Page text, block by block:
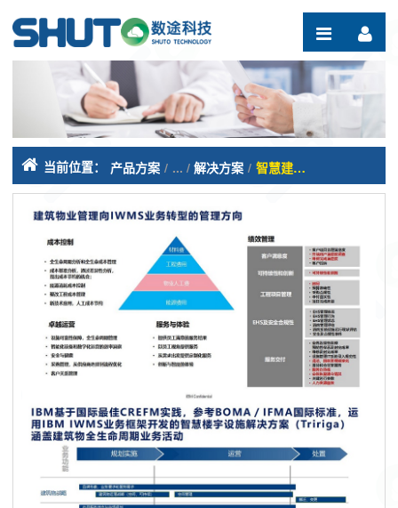
当前位置： 产品方案 / 解决方案 / 智慧建筑管理系统（TRIRIGA）